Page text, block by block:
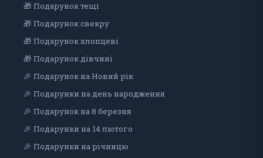
🎁 Подарунок тещі
🎁 Подарунок свекру
🎁 Подарунок хлопцеві
🎁 Подарунок дiвчинi
🎉 Подарунок на Новий рік
🎉 Подарунки на день народження
🎉 Подарунок на 8 березня
🎉 Подарунки на 14 лютого
🎉 Подарунки на річницю